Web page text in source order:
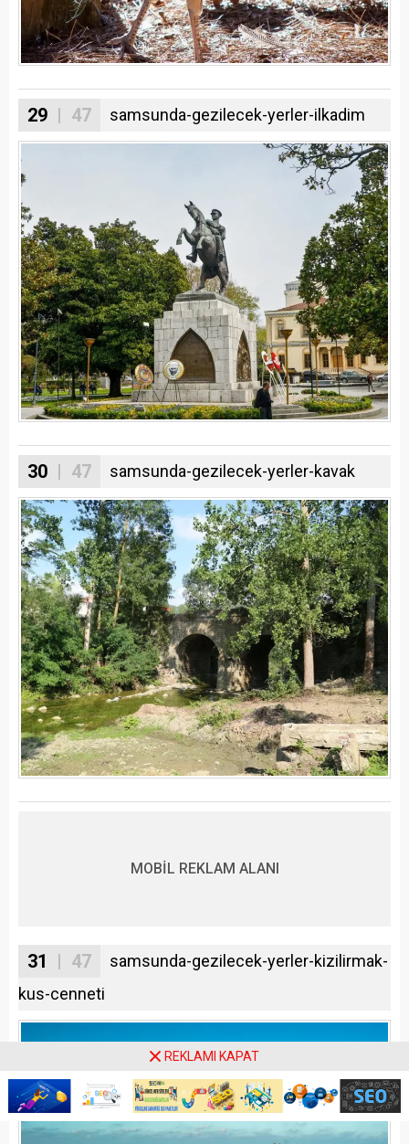
29 | 47 samsunda-gezilecek-yerler-ilkadim
30 | 47 samsunda-gezilecek-yerler-kavak
MOBİL REKLAM ALANI
31 | 47
samsunda-gezilecek-yerler-kizilirmak-
kus-cenneti
REKLAMI KAPAT